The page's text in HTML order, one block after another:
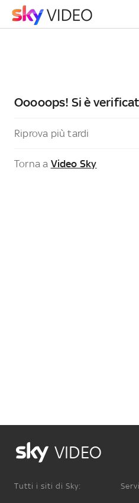
Ooooops! Si è
Riprova più tardi
Torna a Video Sky
VIDEO
Tutti i siti di Sky: